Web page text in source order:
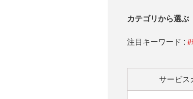
カテゴリから選ぶ
注目キーワード :
サービス